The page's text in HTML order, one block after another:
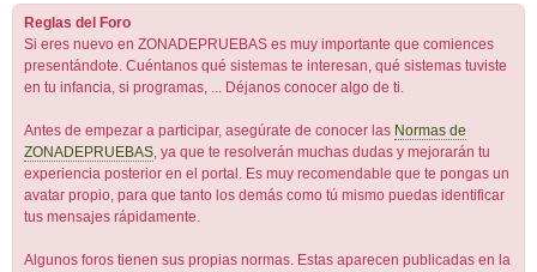
Reglas del Foro
Si eres nuevo en ZONADEPRUEBAS es muy importante que comiences
presentándote. Cuéntanos qué sistemas te interesan, qué sistemas tuviste
en tu infancia, si programas, ... Déjanos conocer algo de ti.
Antes de empezar a participar, asegúrate de conocer las Normas de
ZONADEPRUEBAS, ya que te resolverán muchas dudas y mejorarán tu
experiencia posterior en el portal. Es muy recomendable que te pongas un
avatar propio, para que tanto los demás como tú mismo puedas identificar
tus mensajes rápidamente.
Algunos foros tienen sus propias normas. Estas aparecen publicadas en la